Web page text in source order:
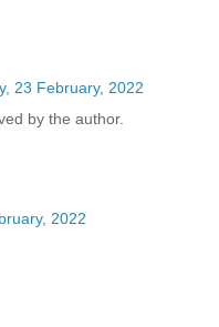
23 February, 2022
by the author.
2022